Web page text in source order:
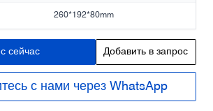
260*192*80mm
сейчас Добавить в запрос
с нами через WhatsApp